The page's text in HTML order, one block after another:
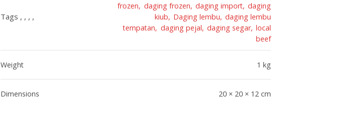
Tags , , , ,
frozen
daging frozen daging import daging
kiub
Daging lembu daging lembu
tempatan
daging pejal daging segar local
beef
Weight 1 kg
Dimensions 20 × 20 × 12 cm